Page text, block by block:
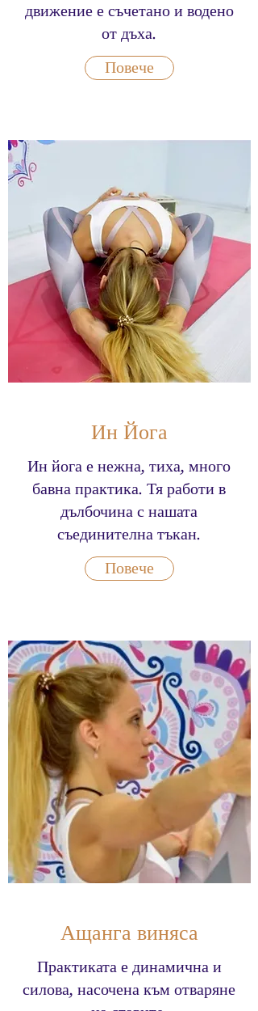
движение е съчетано и водено
от дъха.
Повече
Ин Йога
Ин йога е нежна, тиха, много
бавна практика. Тя работи в
дълбочина с нашата
съединителна тъкан.
Повече
Ащанга виняса
Практиката е динамична и
силова, насочена към отваряне